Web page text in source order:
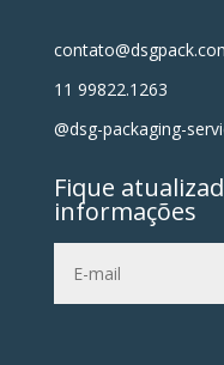
11 99822.1263
@dsg-packaging-
Fique
informações